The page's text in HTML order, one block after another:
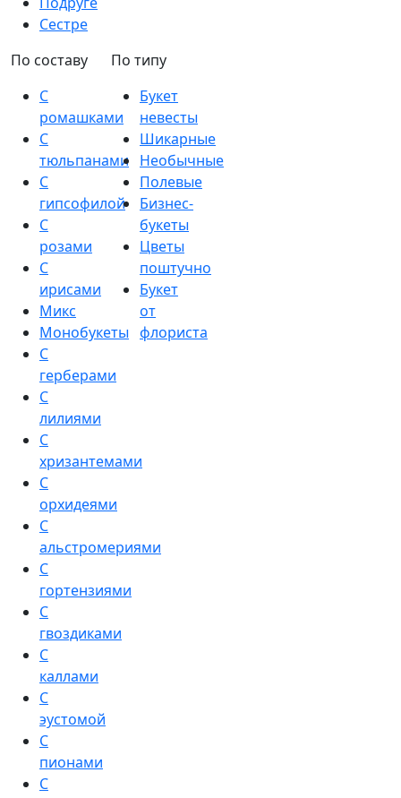
Сестре
По составу
С
ромашками
С
тюльпанами
С
гипсофилой
С
розами
С
ирисами
Микс
Монобукеты
С
герберами
С
лилиями
С
хризантемами
С
орхидеями
С
альстромериями
С
гортензиями
С
гвоздиками
С
каллами
С
эустомой
С
пионами
С
По типу
Букет
невесты
Шикарные
Необычные
Полевые
Бизнес-
букеты
Цветы
поштучно
Букет
от
флориста